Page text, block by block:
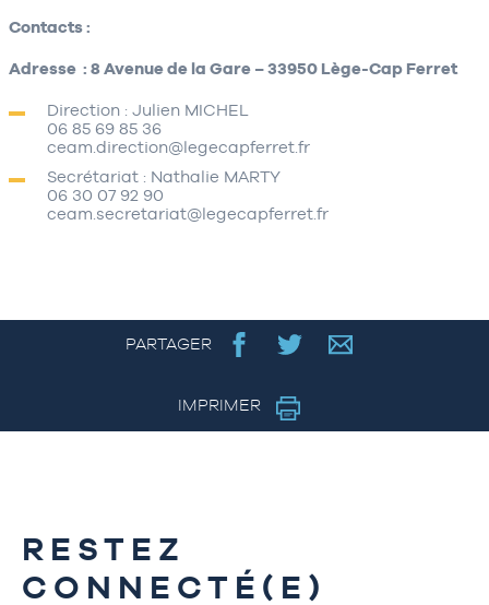
Contacts :
Adresse : 8 Avenue de la Gare – 33950 Lège-Cap Ferret
Direction : Julien MICHEL
06 85 69 85 36
ceam.direction@legecapferret.fr
Secrétariat : Nathalie MARTY
06 30 07 92 90
ceam.secretariat@legecapferret.fr
PARTAGER
IMPRIMER
RESTEZ
CONNECTÉ(E)